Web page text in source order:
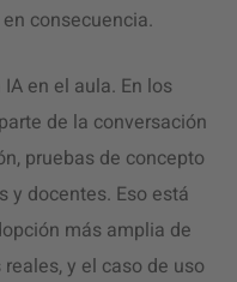
consecuencia.
en el aula. En los
de la conversación
pruebas de concepto
y docentes. Eso está
más amplia de
y el caso de uso